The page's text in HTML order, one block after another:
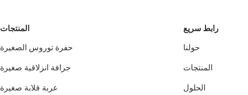
رابط سريع
حولنا
المنتجات
الحلول
المنتجات
حفرة توروس الصغيرة
جرافة انزلاقية صغيرة
عربة قلابة صغيرة